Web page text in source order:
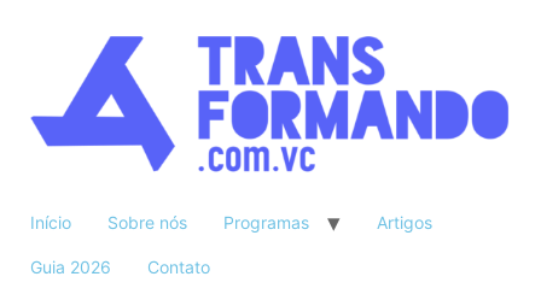
Início Sobre nós Programas Artigos
Guia 2026 Contato